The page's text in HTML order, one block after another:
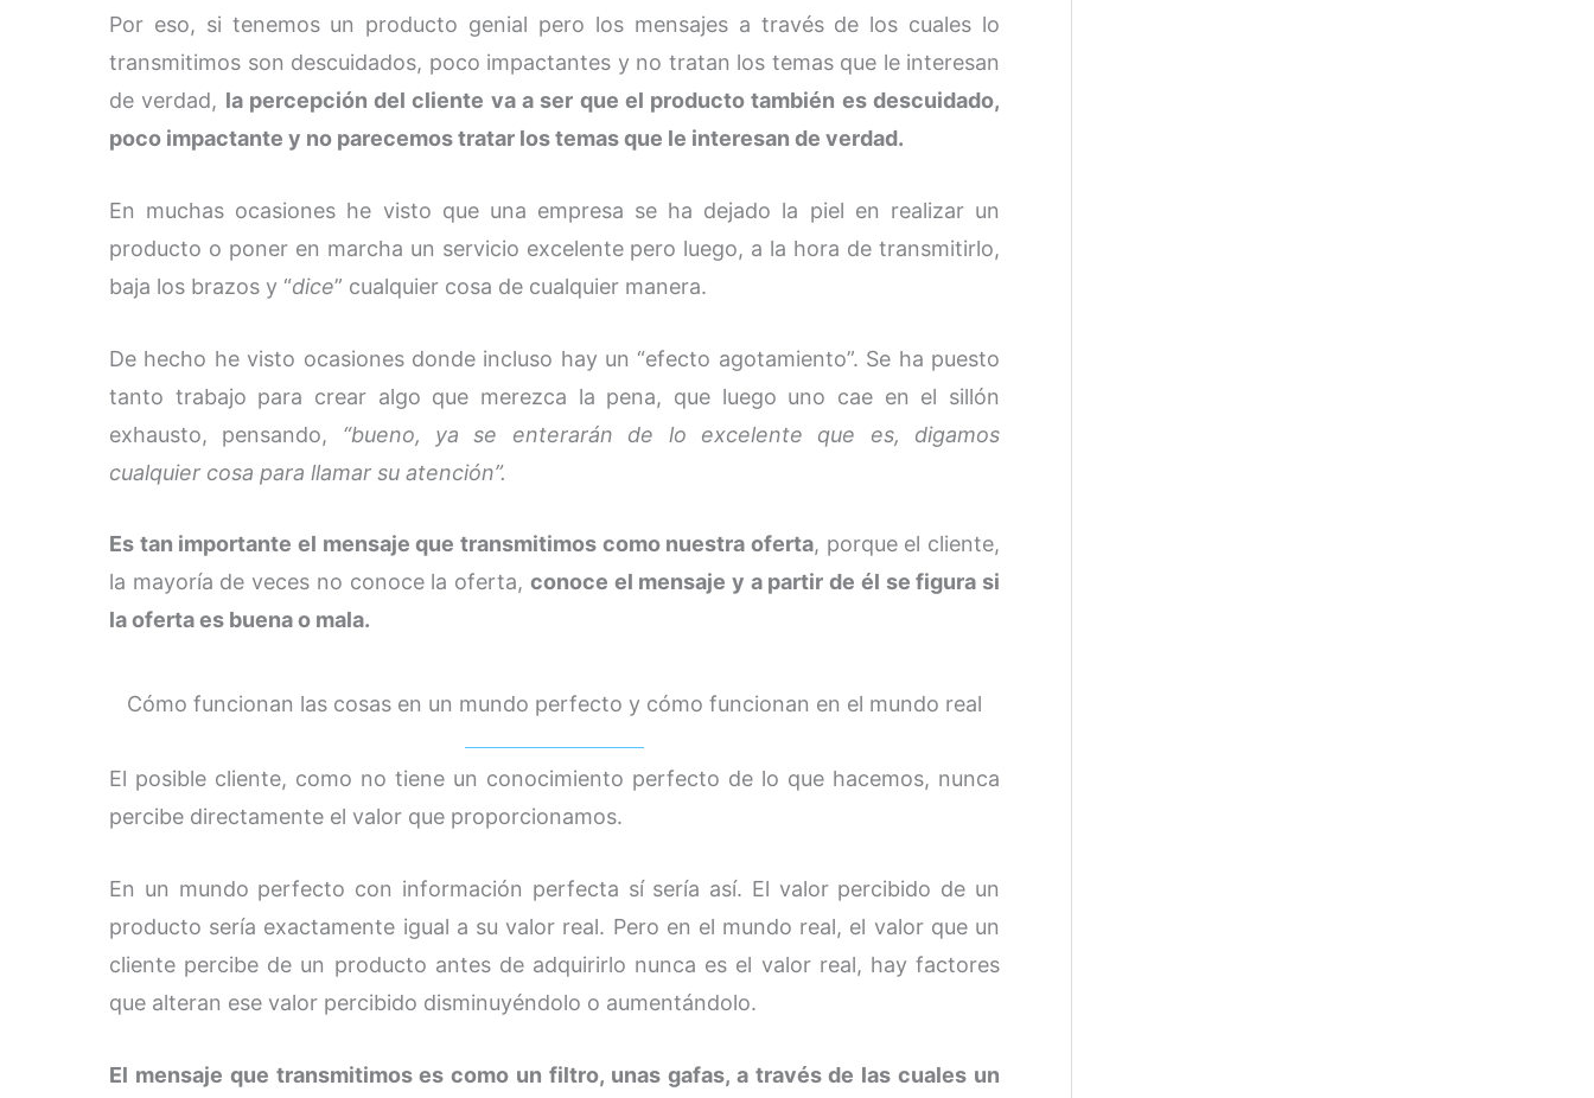
Por eso, si tenemos un producto genial pero los mensajes a través de los cuales lo
transmitimos son descuidados, poco impactantes y no tratan los temas que le interesan
de verdad, la percepción del cliente va a ser que el producto también es descuidado,
poco impactante y no parecemos tratar los temas que le interesan de verdad.
En muchas ocasiones he visto que una empresa se ha dejado la piel en realizar un
producto o poner en marcha un servicio excelente pero luego, a la hora de transmitirlo,
baja los brazos y “dice” cualquier cosa de cualquier manera.
De hecho he visto ocasiones donde incluso hay un “efecto agotamiento”. Se ha puesto
tanto trabajo para crear algo que merezca la pena, que luego uno cae en el sillón
exhausto, pensando, “bueno, ya se enterarán de lo excelente que es, digamos
cualquier cosa para llamar su atención”.
Es tan importante el mensaje que transmitimos como nuestra oferta, porque el cliente,
la mayoría de veces no conoce la oferta, conoce el mensaje y a partir de él se figura si
la oferta es buena o mala.
Cómo funcionan las cosas en un mundo perfecto y cómo funcionan en el mundo real
El posible cliente, como no tiene un conocimiento perfecto de lo que hacemos, nunca
percibe directamente el valor que proporcionamos.
En un mundo perfecto con información perfecta sí sería así. El valor percibido de un
producto sería exactamente igual a su valor real. Pero en el mundo real, el valor que un
cliente percibe de un producto antes de adquirirlo nunca es el valor real, hay factores
que alteran ese valor percibido disminuyéndolo o aumentándolo.
El mensaje que transmitimos es como un filtro, unas gafas, a través de las cuales un